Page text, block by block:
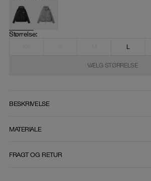
Størrelse:
L
VÆLG STØRRELSE
BESKRIVELSE
MATERIALE
FRAGT OG RETUR